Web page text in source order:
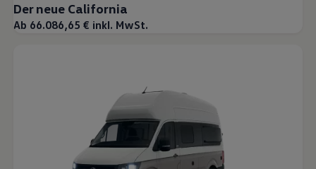
Der neue California
Ab 66.086,65 € inkl. MwSt.